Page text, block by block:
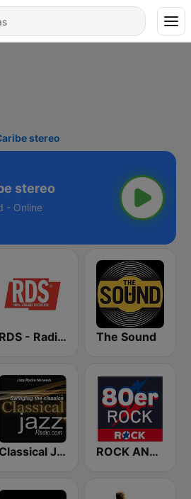
stereo
stereo
- Online
RDS - Radio Dimensione Suono The Sound
Classical Jazz Radio ROCK ANTENNE 80er Rock